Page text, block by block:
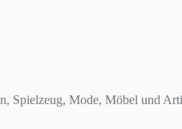
Spielzeug, Mode, Möbel und